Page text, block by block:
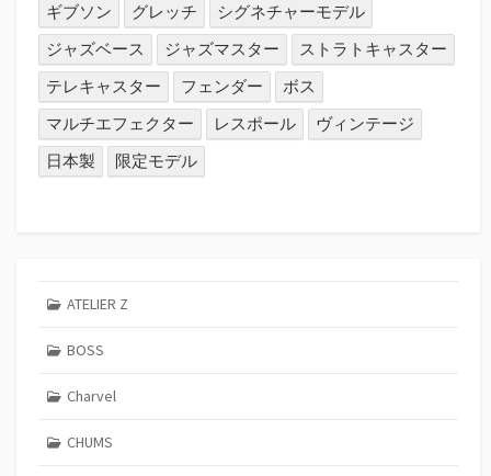
ギブソン
グレッチ
シグネチャーモデル
ジャズベース
ジャズマスター
ストラトキャスター
テレキャスター
フェンダー
ボス
マルチエフェクター
レスポール
ヴィンテージ
日本製
限定モデル
ATELIER Z
BOSS
Charvel
CHUMS